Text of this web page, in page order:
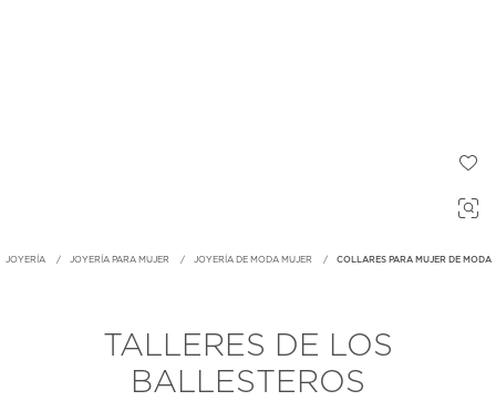
JOYERÍA JOYERÍA PARA MUJER JOYERÍA DE MODA MUJER COLLARES PARA MUJER DE MODA
TALLERES DE LOS
BALLESTEROS